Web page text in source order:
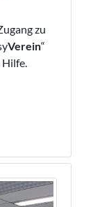
zu
Verein“
Hilfe.